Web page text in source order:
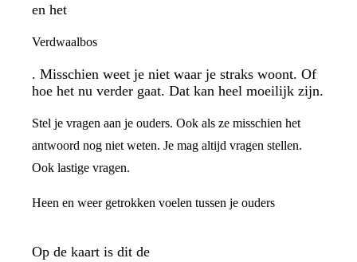
en het
Verdwaalbos
. Misschien weet je niet waar je straks woont. Of
hoe het nu verder gaat. Dat kan heel moeilijk zijn.
Stel je vragen aan je ouders. Ook als ze misschien het
antwoord nog niet weten. Je mag altijd vragen stellen.
Ook lastige vragen.
Heen en weer getrokken voelen tussen je ouders
Op de kaart is dit de